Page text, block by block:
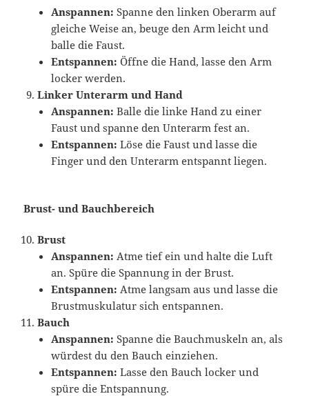
Anspannen: Spanne den linken Oberarm auf
gleiche Weise an, beuge den Arm leicht und
balle die Faust.
Entspannen: Öffne die Hand, lasse den Arm
locker werden.
Linker Unterarm und Hand
Anspannen: Balle die linke Hand zu einer
Faust und spanne den Unterarm fest an.
Entspannen: Löse die Faust und lasse die
Finger und den Unterarm entspannt liegen.
Brust- und Bauchbereich
Brust
Anspannen: Atme tief ein und halte die Luft
an. Spüre die Spannung in der Brust.
Entspannen: Atme langsam aus und lasse die
Brustmuskulatur sich entspannen.
Bauch
Anspannen: Spanne die Bauchmuskeln an, als
würdest du den Bauch einziehen.
Entspannen: Lasse den Bauch locker und
spüre die Entspannung.